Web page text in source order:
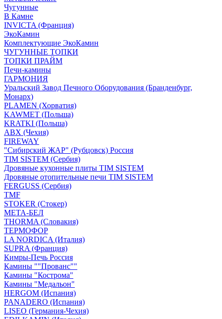
Чугунные
В Камне
INVICTA (Франция)
ЭкоКамин
Комплектующие ЭкоКамин
ЧУГУННЫЕ ТОПКИ
ТОПКИ ПРАЙМ
Печи-камины
ГАРМОНИЯ
Уральский Завод Печного Оборудования (Бранденбург,
Монарх)
PLAMEN (Хорватия)
KAWMET (Польша)
KRATKI (Польша)
ABX (Чехия)
FIREWAY
"Сибирский ЖАР" (Рубцовск) Россия
TIM SISTEM (Сербия)
Дровяные кухонные плиты TIM SISTEM
Дровяные отопительные печи TIM SISTEM
FERGUSS (Сербия)
TMF
STOKER (Стокер)
МЕТА-БЕЛ
THORMA (Словакия)
ТЕРМОФОР
LA NORDICA (Италия)
SUPRA (Франция)
Кимры-Печь Россия
Камины ""Прованс""
Камины "Кострома"
Камины "Медальон"
HERGOM (Испания)
PANADERO (Испания)
LISEO (Германия-Чехия)